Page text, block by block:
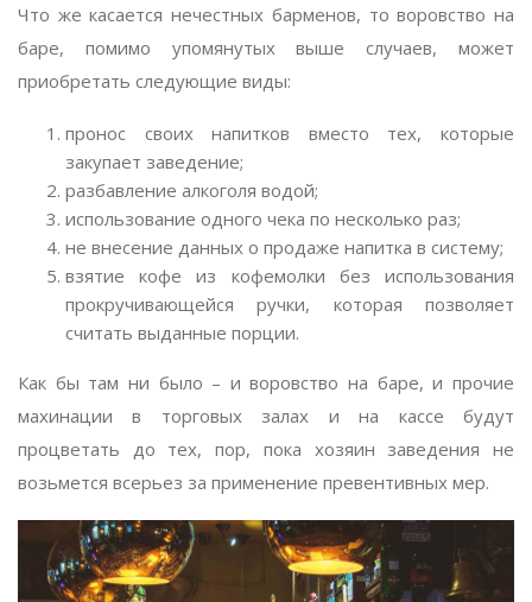
Что же касается нечестных барменов, то воровство на
баре, помимо упомянутых выше случаев, может
приобретать следующие виды:
пронос своих напитков вместо тех, которые
закупает заведение;
разбавление алкоголя водой;
использование одного чека по несколько раз;
не внесение данных о продаже напитка в систему;
взятие кофе из кофемолки без использования
прокручивающейся ручки, которая позволяет
считать выданные порции.
Как бы там ни было – и воровство на баре, и прочие
махинации в торговых залах и на кассе будут
процветать до тех, пор, пока хозяин заведения не
возьмется всерьез за применение превентивных мер.